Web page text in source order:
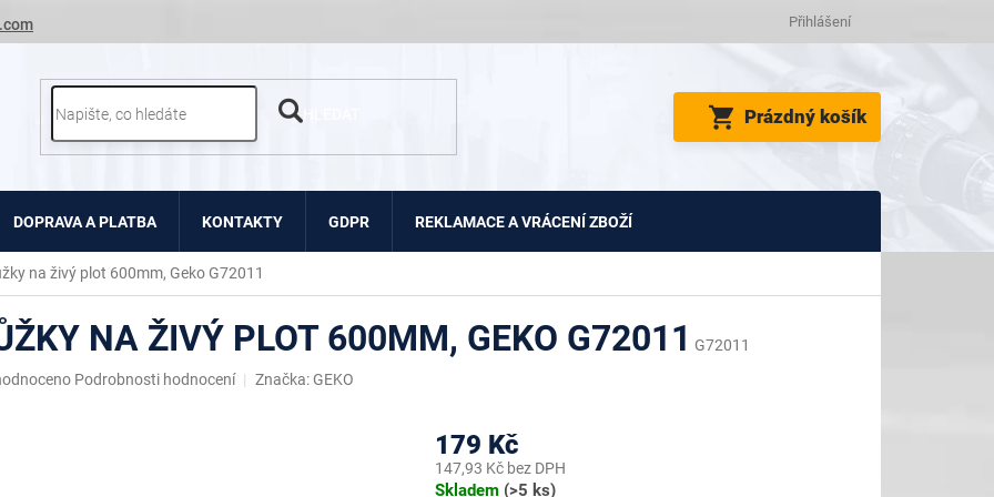
Přihlášení
NÁKUPNÍ
KOŠÍK
Prázdný košík
DOPRAVA A PLATBA KONTAKTY GDPR REKLAMACE A VRÁCENÍ ZBOŽÍ
na živý plot 600mm, Geko G72011
NA ŽIVÝ PLOT 600MM, GEKO G72011 G72011
Podrobnosti hodnocení Značka: GEKO
179 Kč
147,93 Kč bez DPH
Měrná
Skladem (>5 ks)